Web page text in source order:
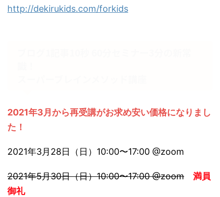
http://dekirukids.com/forkids
2021年3月から再受講がお求め安い価格になりまし
た！
2021年3月28日（日）10:00〜17:00 @zoom
2021年5月30日（日）10:00〜17:00 @zoom
満員
御礼